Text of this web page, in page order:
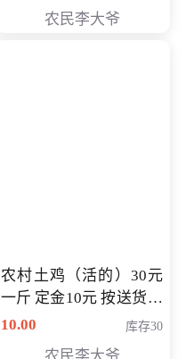
农民李大爷
农村土鸡（活的）30元
一斤 定金10元 按送货交
付时秤重计算货款 定金
10.00 库存30